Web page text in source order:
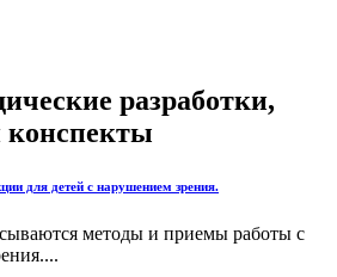
разработки,
конспекты
для детей с нарушением зрения.
методы и приемы работы с